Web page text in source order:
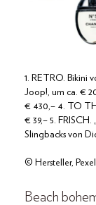
1. RETRO. Bikini
Joop!, um ca. €
€ 430,– 4. TO
€ 39,– 5. FRISCH.
Slingbacks von
© Hersteller,
Beach